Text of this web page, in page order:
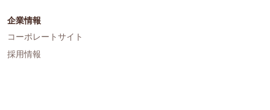
企業情報
コーポレートサイト
採用情報